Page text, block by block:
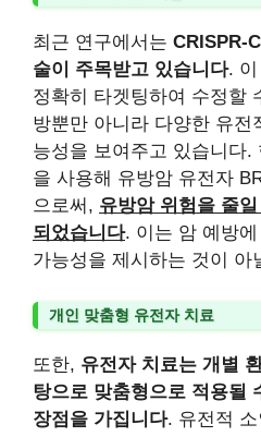
최근 연구에서는 CRISPR-
술이 주목받고 있습니다. 이
정확히 타겟팅하여 수정할
방뿐만 아니라 다양한 유전
능성을 보여주고 있습니다.
을 사용해 유방암 유전자
으로써, 유방암 위험을 줄
되었습니다. 이는 암 예방
가능성을 제시하는 것이 아
개인 맞춤형 유전자 치료
또한, 유전자 치료는 개별
탕으로 맞춤형으로 적용될
장점을 가집니다. 유전적